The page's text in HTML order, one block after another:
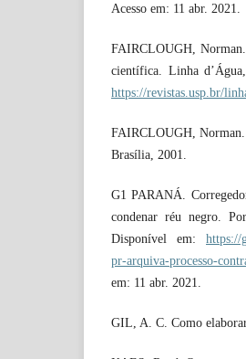
Acesso em: 11 abr. 2021.
FAIRCLOUGH,
científica. Linha
https://revistas.usp.br/
FAIRCLOUGH,
Brasília, 2001.
G1 PARANÁ.
condenar réu negro.
Disponível em: https://
pr-arquiva-processo-
em: 11 abr. 2021.
GIL, A. C. Como